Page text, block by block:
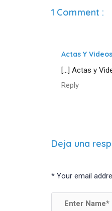
1 Comment :
Actas Y
[…] Actas y
Reply
Deja una
* Your email